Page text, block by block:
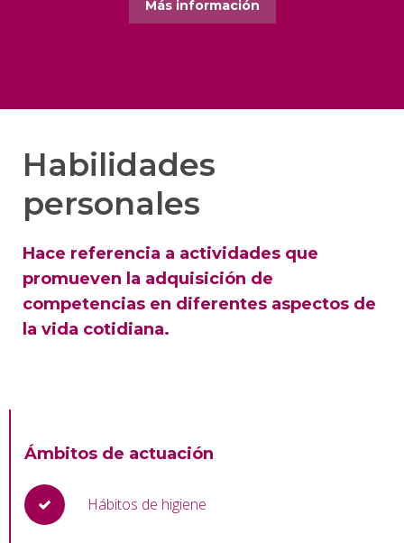
Más información
Habilidades
personales
Hace referencia a actividades que
promueven la adquisición de
competencias en diferentes aspectos de
la vida cotidiana.
Ámbitos de actuación
Hábitos de higiene